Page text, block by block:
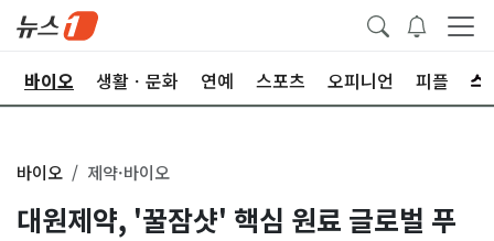
바이오 생활ㆍ문화 연예 스포츠 오피니언 피플
바이오 제약·바이오
대원제약, '꿀잠샷' 핵심 원료 글로벌 푸